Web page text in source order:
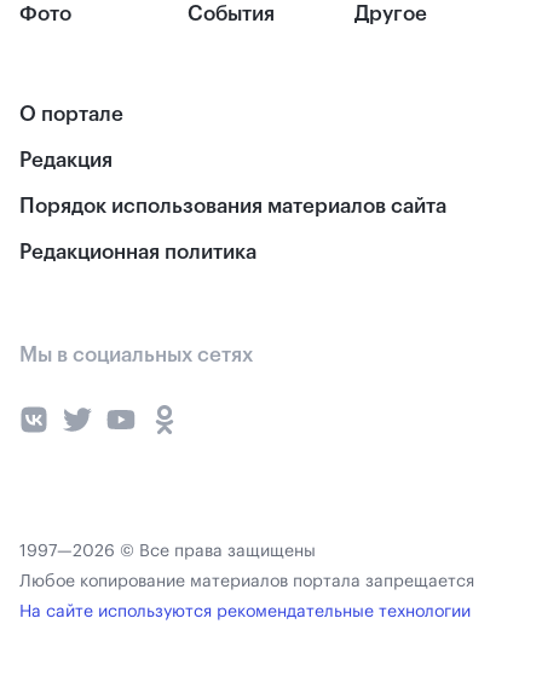
Фото События Другое
О портале
Редакция
Порядок использования материалов сайта
Редакционная политика
Мы в социальных сетях
1997—2026 © Все права защищены
Любое копирование материалов портала запрещается
На сайте используются рекомендательные технологии